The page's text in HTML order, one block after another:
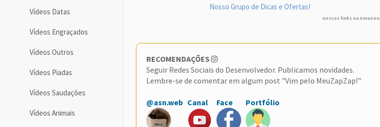
Vídeos Datas
Vídeos Engraçados
Vídeos Outros
Vídeos Piadas
Vídeos Saudações
Vídeos Animais
Nosso Grupo de Dicas e Ofertas!
nossos links na Amazon
RECOMENDAÇÕES
Seguir Redes Sociais do Desenvolvedor. Publicamos novidades.
Lembre-se de comentar em algum post "Vim pelo MeuZapZap!"
@asn.web Canal Face Portfólio